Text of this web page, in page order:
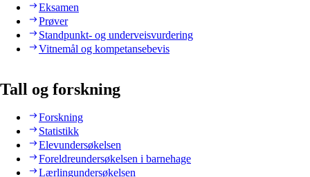
Eksamen
Prøver
Standpunkt- og underveisvurdering
Vitnemål og kompetansebevis
Tall og forskning
Forskning
Statistikk
Elevundersøkelsen
Foreldreundersøkelsen i barnehage
Lærlingundersøkelsen